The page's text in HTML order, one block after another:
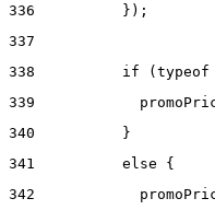
336
          });
337
338
if
339
340
          }
341
          else {
342